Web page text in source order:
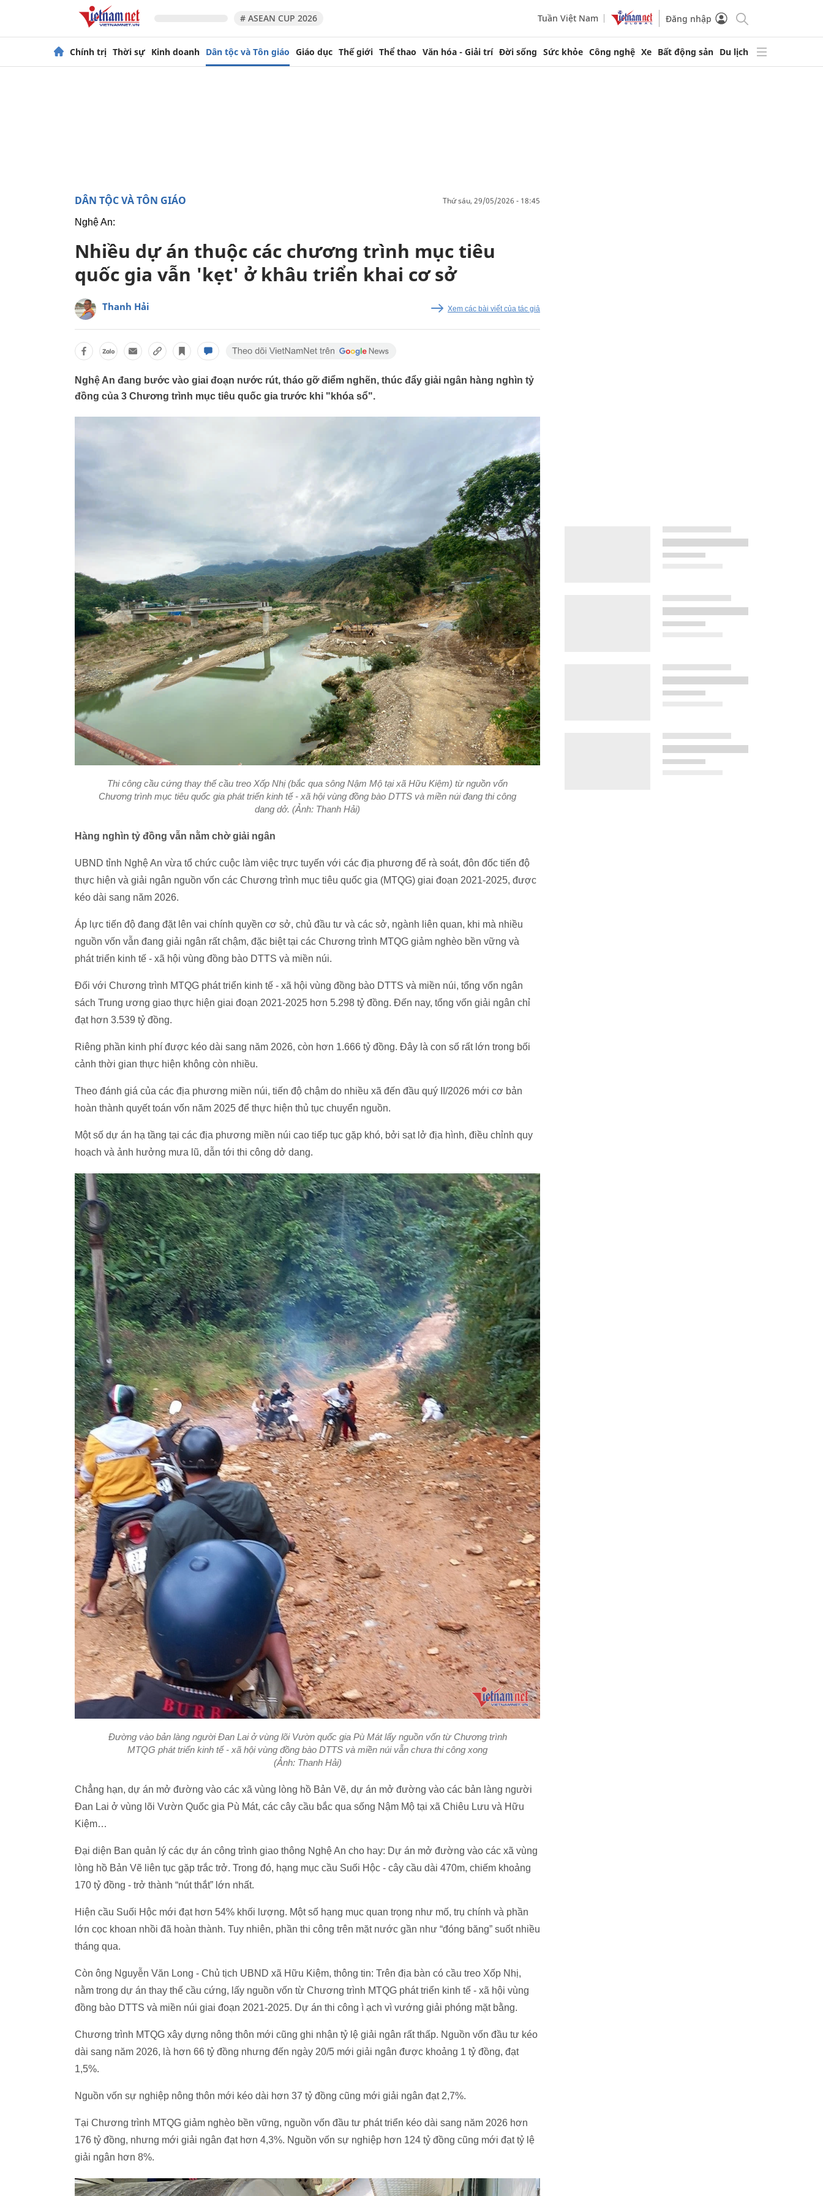
# ASEAN CUP 2026 Tuần Việt Nam Đăng nhập
Chính trị Thời sự Kinh doanh Dân tộc và Tôn giáo Giáo dục Thế giới Thể thao Văn hóa - Giải trí Đời sống Sức khỏe Công nghệ Xe Bất động sản Du lịch
DÂN TỘC VÀ TÔN GIÁO thứ sáu, 29/05/2026 - 18:45
Nghệ An:
Nhiều dự án thuộc các chương trình mục tiêu
quốc gia vẫn 'kẹt' ở khâu triển khai cơ sở
Thanh Hải Xem các bài viết của tác giả
Nghệ An đang bước vào giai đoạn nước rút, tháo gỡ điểm nghẽn, thúc đẩy giải ngân hàng nghìn tỷ
đồng của 3 Chương trình mục tiêu quốc gia trước khi "khóa sổ".
Thi công cầu cứng thay thế cầu treo Xốp Nhị (bắc qua sông Nậm Mộ tại xã Hữu Kiệm) từ nguồn vốn
Chương trình mục tiêu quốc gia phát triển kinh tế - xã hội vùng đồng bào DTTS và miền núi đang thi công
dang dở. (Ảnh: Thanh Hải)
Hàng nghìn tỷ đồng vẫn nằm chờ giải ngân
UBND tỉnh Nghệ An vừa tổ chức cuộc làm việc trực tuyến với các địa phương để rà soát, đôn đốc tiến độ
thực hiện và giải ngân nguồn vốn các Chương trình mục tiêu quốc gia (MTQG) giai đoạn 2021-2025, được
kéo dài sang năm 2026.
Áp lực tiến độ đang đặt lên vai chính quyền cơ sở, chủ đầu tư và các sở, ngành liên quan, khi mà nhiều
nguồn vốn vẫn đang giải ngân rất chậm, đặc biệt tại các Chương trình MTQG giảm nghèo bền vững và
phát triển kinh tế - xã hội vùng đồng bào DTTS và miền núi.
Đối với Chương trình MTQG phát triển kinh tế - xã hội vùng đồng bào DTTS và miền núi, tổng vốn ngân
sách Trung ương giao thực hiện giai đoạn 2021-2025 hơn 5.298 tỷ đồng. Đến nay, tổng vốn giải ngân chỉ
đạt hơn 3.539 tỷ đồng.
Riêng phần kinh phí được kéo dài sang năm 2026, còn hơn 1.666 tỷ đồng. Đây là con số rất lớn trong bối
cảnh thời gian thực hiện không còn nhiều.
Theo đánh giá của các địa phương miền núi, tiến độ chậm do nhiều xã đến đầu quý II/2026 mới cơ bản
hoàn thành quyết toán vốn năm 2025 để thực hiện thủ tục chuyển nguồn.
Một số dự án hạ tầng tại các địa phương miền núi cao tiếp tục gặp khó, bởi sạt lở địa hình, điều chỉnh quy
hoạch và ảnh hưởng mưa lũ, dẫn tới thi công dở dang.
Đường vào bản làng người Đan Lai ở vùng lõi Vườn quốc gia Pù Mát lấy nguồn vốn từ Chương trình
MTQG phát triển kinh tế - xã hội vùng đồng bào DTTS và miền núi vẫn chưa thi công xong
(Ảnh: Thanh Hải)
Chẳng hạn, dự án mở đường vào các xã vùng lòng hồ Bản Vẽ, dự án mở đường vào các bản làng người
Đan Lai ở vùng lõi Vườn Quốc gia Pù Mát, các cây cầu bắc qua sống Nậm Mộ tại xã Chiêu Lưu và Hữu
Kiệm…
Đại diện Ban quản lý các dự án công trình giao thông Nghệ An cho hay: Dự án mở đường vào các xã vùng
lòng hồ Bản Vẽ liên tục gặp trắc trở. Trong đó, hạng mục cầu Suối Hộc - cây cầu dài 470m, chiếm khoảng
170 tỷ đồng - trở thành “nút thắt” lớn nhất.
Hiện cầu Suối Hộc mới đạt hơn 54% khối lượng. Một số hạng mục quan trọng như mố, trụ chính và phần
lớn cọc khoan nhồi đã hoàn thành. Tuy nhiên, phần thi công trên mặt nước gần như “đóng băng” suốt nhiều
tháng qua.
Còn ông Nguyễn Văn Long - Chủ tịch UBND xã Hữu Kiệm, thông tin: Trên địa bàn có cầu treo Xốp Nhị,
nằm trong dự án thay thế cầu cứng, lấy nguồn vốn từ Chương trình MTQG phát triển kinh tế - xã hội vùng
đồng bào DTTS và miền núi giai đoạn 2021-2025. Dự án thi công ì ạch vì vướng giải phóng mặt bằng.
Chương trình MTQG xây dựng nông thôn mới cũng ghi nhận tỷ lệ giải ngân rất thấp. Nguồn vốn đầu tư kéo
dài sang năm 2026, là hơn 66 tỷ đồng nhưng đến ngày 20/5 mới giải ngân được khoảng 1 tỷ đồng, đạt
1,5%.
Nguồn vốn sự nghiệp nông thôn mới kéo dài hơn 37 tỷ đồng cũng mới giải ngân đạt 2,7%.
Tại Chương trình MTQG giảm nghèo bền vững, nguồn vốn đầu tư phát triển kéo dài sang năm 2026 hơn
176 tỷ đồng, nhưng mới giải ngân đạt hơn 4,3%. Nguồn vốn sự nghiệp hơn 124 tỷ đồng cũng mới đạt tỷ lệ
giải ngân hơn 8%.